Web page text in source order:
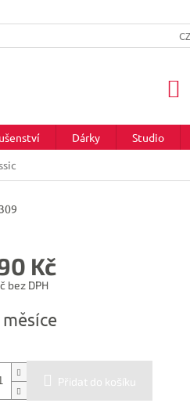
Dárky Studio
Kč
bez DPH
Přidat do košíku